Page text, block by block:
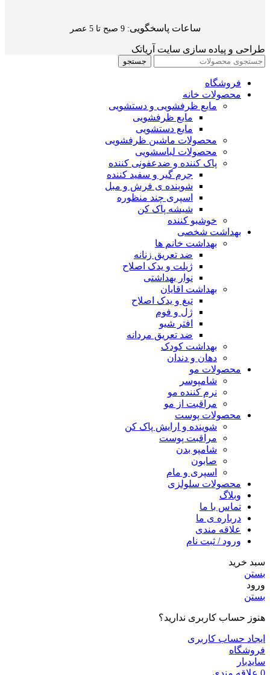
ساعات پاسخگویی: 9 صبح تا 5 عصر
طراحی و پیاده سازی سایت آریاتک
جستجو
فروشگاه
محصولات خانه
مایع ظرفشویی و دستشویی
مایع ظرفشویی
مایع دستشویی
محصولات ماشین ظرفشویی
محصولات لباسشویی
پاک کننده و ضدعفونی کننده
جرم گیر و سفید کننده
شوینده ی فرش و مبل
اسپری چند منظوره
شیشه پاک کن
خوشبو کننده
بهداشت شخصی
بهداشت خانم ها
ضد تعریق زنانه
ژیلت و یدک اصلاح
نوار بهداشتی
بهداشت اقایان
تیغ و یدک اصلاح
ژل و فوم
افتر شیو
ضد تعریق مردانه
بهداشت کودک
دهان و دندان
محصولات مو
شامپوسر
نرم کننده مو
مراقبت از مو
محصولات پوست
شوینده و ارایش پاک کن
مراقبت پوست
شامپو بدن
صابون
اسپری و مام
محصولات سلولزی
وبلاگ
تماس با ما
درباره ی ما
علاقه مندی
ورود / ثبت نام
سبد خرید
بستن
ورود
بستن
هنوز حساب کاربری ندارید؟
ایجاد حساب کاربری
فروشگاه
سایدبار